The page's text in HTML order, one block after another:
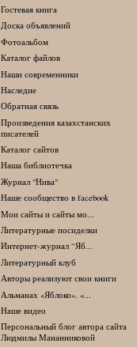
Гостевая книга
Доска объявлений
Фотоальбом
Каталог файлов
Наши современники
Наследие
Обратная связь
Произведения казахстанских
писателей
Каталог сайтов
Наша библиотечка
Журнал "Нива"
Наше сообщество в facebook
Мои сайты и сайты мо...
Литературные посиделки
Интернет-журнал “Яб...
Литературный клуб
Авторы реализуют свои книги
Альманах «Яблоко». «...
Наше видео
Персональный блог автора сайта
Людмилы Мананниковой